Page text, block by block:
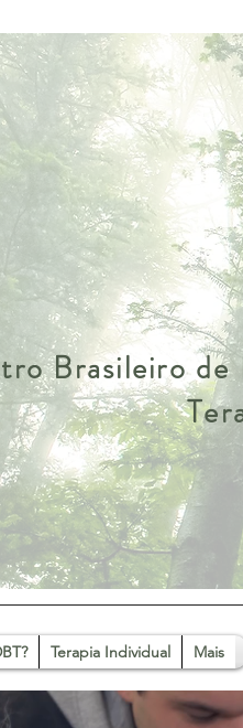
Brasileiro de
Terapia Individual Mais